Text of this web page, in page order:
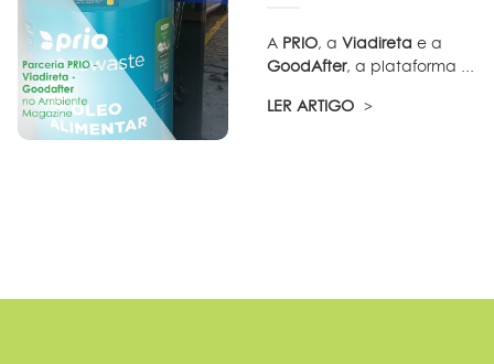
A PRIO, aViadireta e a
GoodAfter, a plataforma ...
LER ARTIGO